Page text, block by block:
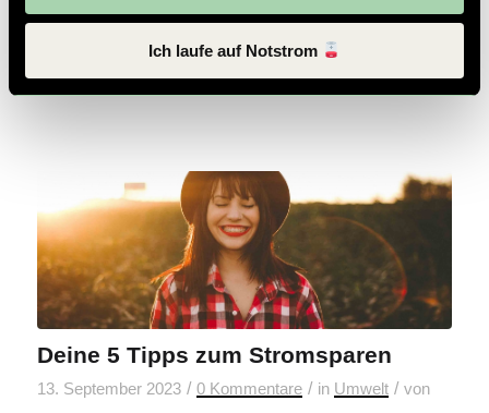
Ich laufe auf Notstrom
Du aktiv zum Naturschutz in Österreich bei.
Deine 5 Tipps zum Stromsparen
13. September 2023 / 0 Kommentare / in Umwelt / von